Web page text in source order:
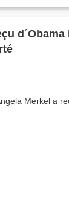
d´Obama